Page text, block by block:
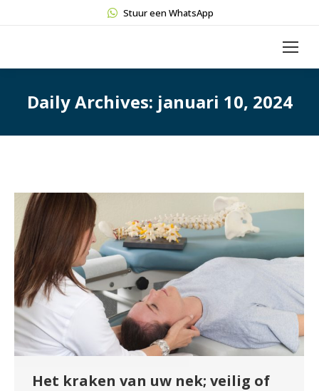
Stuur een WhatsApp
Daily Archives: januari 10, 2024
Het kraken van uw nek; veilig of